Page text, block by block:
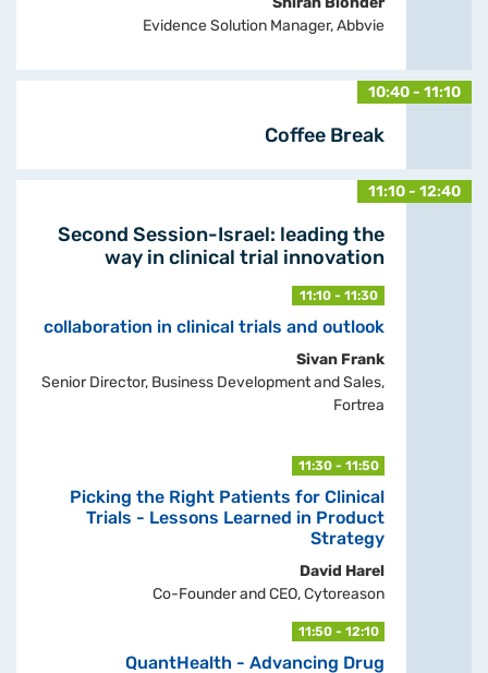
Evidence Solution Manager, Abbvie
10:40 - 11:10
Coffee Break
11:10 - 12:40
Second Session-Israel: leading the
way in clinical trial innovation
11:10 - 11:30
collaboration in clinical trials and outlook
Sivan Frank
Senior Director, Business Development and Sales,
Fortrea
11:30 - 11:50
Picking the Right Patients for Clinical
Trials - Lessons Learned in Product
Strategy
David Harel
Co-Founder and CEO, Cytoreason
11:50 - 12:10
QuantHealth - Advancing Drug